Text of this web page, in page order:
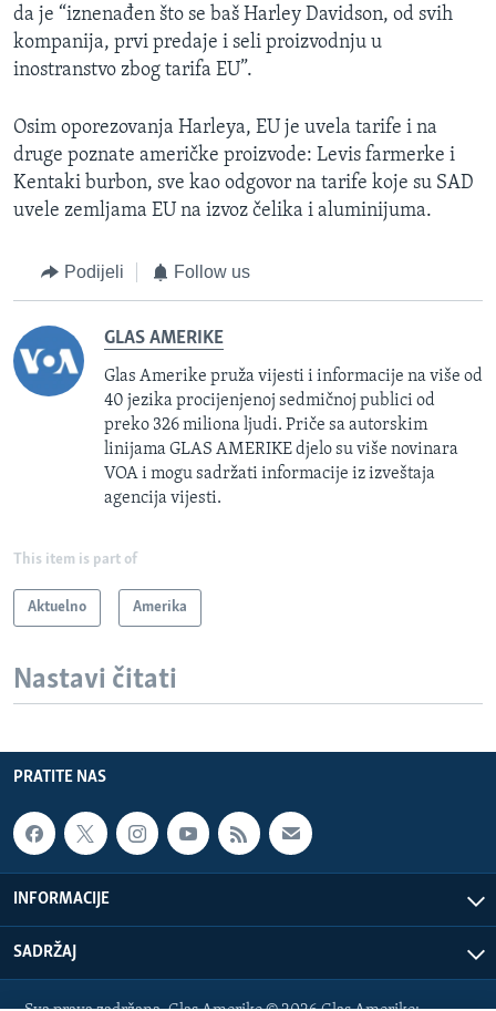
da je “iznenađen što se baš Harley Davidson, od svih
kompanija, prvi predaje i seli proizvodnju u
inostranstvo zbog tarifa EU”.
Osim oporezovanja Harleya, EU je uvela tarife i na
druge poznate američke proizvode: Levis farmerke i
Kentaki burbon, sve kao odgovor na tarife koje su SAD
uvele zemljama EU na izvoz čelika i aluminijuma.
Podijeli Follow us
GLAS AMERIKE
Glas Amerike pruža vijesti i informacije na više od
40 jezika procijenjenoj sedmičnoj publici od
preko 326 miliona ljudi. Priče sa autorskim
linijama GLAS AMERIKE djelo su više novinara
VOA i mogu sadržati informacije iz izveštaja
agencija vijesti.
This item is part of
Aktuelno Amerika
Nastavi čitati
PRATITE NAS
INFORMACIJE
SADRŽAJ